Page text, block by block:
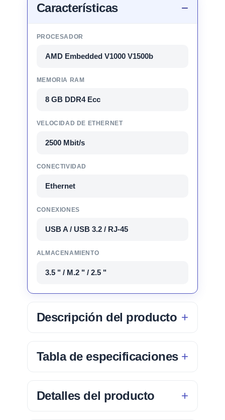
Características
PROCESADOR
AMD Embedded V1000 V1500b
MEMORIA RAM
8 GB DDR4 Ecc
VELOCIDAD DE ETHERNET
2500 Mbit/s
CONECTIVIDAD
Ethernet
CONEXIONES
USB A / USB 3.2 / RJ-45
ALMACENAMIENTO
3.5 " / M.2 " / 2.5 "
Descripción del producto
Tabla de especificaciones
Detalles del producto